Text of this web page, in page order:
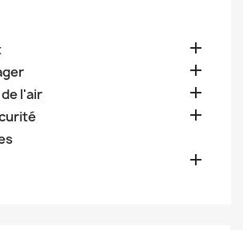


l'air 

